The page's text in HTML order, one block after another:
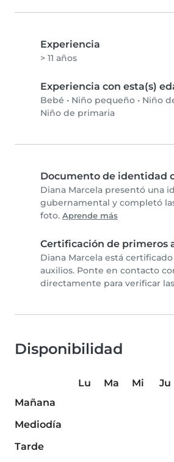
Experiencia
> 11 años
Experiencia con esta(s)
Bebé • Niño pequeño • Niño
Niño de primaria
Documento de identidad
Diana Marcela presentó una
gubernamental y completó
foto. Aprende más
Certificación de primeros
Diana Marcela está
auxilios. Ponte en contacto
directamente para verificar
Disponibilidad
Lu Ma Mi Ju
Mañana
Mediodía
Tarde